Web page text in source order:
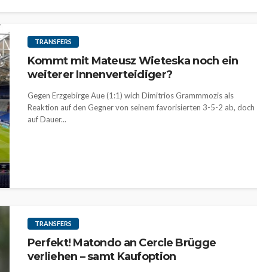
TRANSFERS
Kommt mit Mateusz Wieteska noch ein
weiterer Innenverteidiger?
Gegen Erzgebirge Aue (1:1) wich Dimitrios Grammmozis als
Reaktion auf den Gegner von seinem favorisierten 3-5-2 ab, doch
auf Dauer...
TRANSFERS
Perfekt! Matondo an Cercle Brügge
verliehen – samt Kaufoption